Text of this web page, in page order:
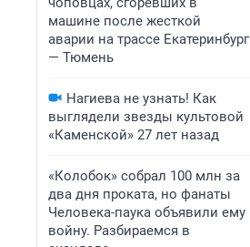
машине после жесткой
аварии на трассе Екатеринбург
— Тюмень
Нагиева не узнать! Как
выглядели звезды культовой
«Каменской» 27 лет назад
«Колобок» собрал 100 млн за
два дня проката, но фанаты
Человека-паука объявили ему
войну. Разбираемся в